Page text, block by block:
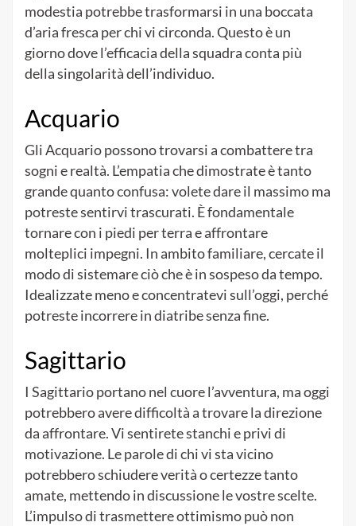
modestia potrebbe trasformarsi in una boccata
d’aria fresca per chi vi circonda. Questo è un
giorno dove l’efficacia della squadra conta più
della singolarità dell’individuo.
Acquario
Gli Acquario possono trovarsi a combattere tra
sogni e realtà. L’empatia che dimostrate è tanto
grande quanto confusa: volete dare il massimo ma
potreste sentirvi trascurati. È fondamentale
tornare con i piedi per terra e affrontare
molteplici impegni. In ambito familiare, cercate il
modo di sistemare ciò che è in sospeso da tempo.
Idealizzate meno e concentratevi sull’oggi, perché
potreste incorrere in diatribe senza fine.
Sagittario
I Sagittario portano nel cuore l’avventura, ma oggi
potrebbero avere difficoltà a trovare la direzione
da affrontare. Vi sentirete stanchi e privi di
motivazione. Le parole di chi vi sta vicino
potrebbero schiudere verità o certezze tanto
amate, mettendo in discussione le vostre scelte.
L’impulso di trasmettere ottimismo può non